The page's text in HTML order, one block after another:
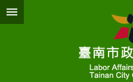
跳到主要內容區塊